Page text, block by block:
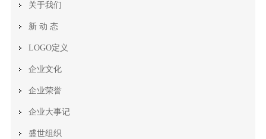
关于我们
新 动 态
LOGO定义
企业文化
企业荣誉
企业大事记
盛世组织